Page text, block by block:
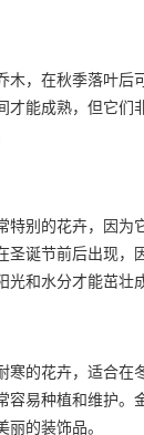
木，在秋季落叶后
才能成熟，但它们
特别的花卉，因为
圣诞节前后出现，
和水分才能茁壮
寒的花卉，适合在
容易种植和维护。
的装饰品。